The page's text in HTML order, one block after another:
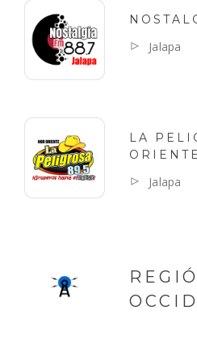
Jalapa
LA
Jalapa